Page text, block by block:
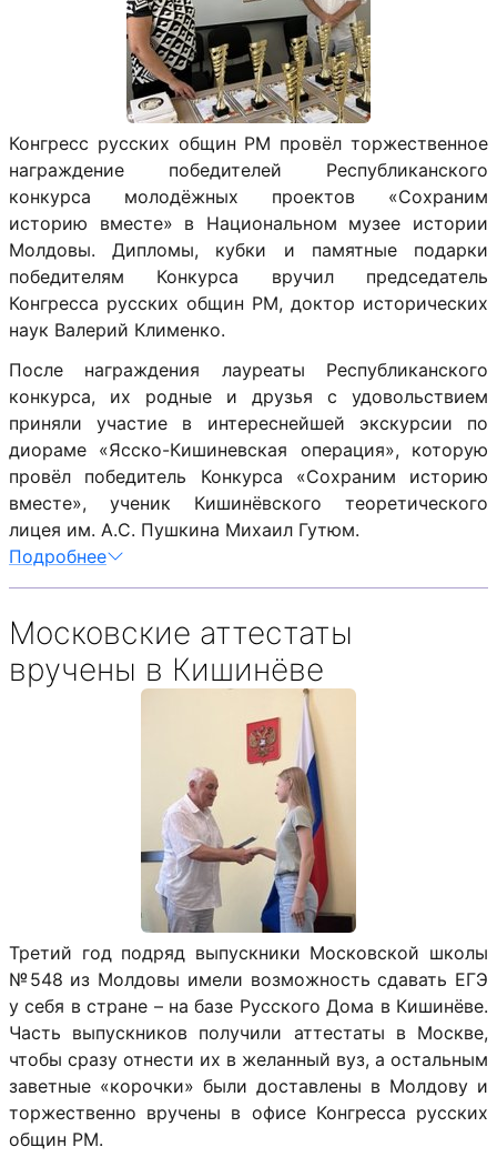
Конгресс русских общин РМ провёл торжественное
награждение победителей Республиканского
конкурса молодёжных проектов «Сохраним
историю вместе» в Национальном музее истории
Молдовы. Дипломы, кубки и памятные подарки
победителям Конкурса вручил председатель
Конгресса русских общин РМ, доктор исторических
наук Валерий Клименко.
После награждения лауреаты Республиканского
конкурса, их родные и друзья с удовольствием
приняли участие в интереснейшей экскурсии по
диораме «Ясско-Кишиневская операция», которую
провёл победитель Конкурса «Сохраним историю
вместе», ученик Кишинёвского теоретического
лицея им. А.С. Пушкина Михаил Гутюм.
Подробнее
Московские аттестаты
вручены в Кишинёве
Третий год подряд выпускники Московской школы
№548 из Молдовы имели возможность сдавать ЕГЭ
у себя в стране – на базе Русского Дома в Кишинёве.
Часть выпускников получили аттестаты в Москве,
чтобы сразу отнести их в желанный вуз, а остальным
заветные «корочки» были доставлены в Молдову и
торжественно вручены в офисе Конгресса русских
общин РМ.